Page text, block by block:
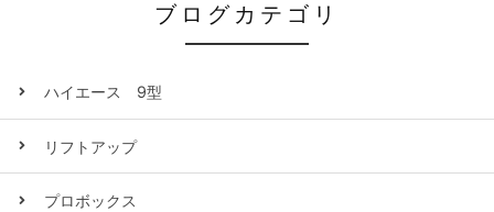
ブログカテゴリ
ハイエース 9型
リフトアップ
プロボックス